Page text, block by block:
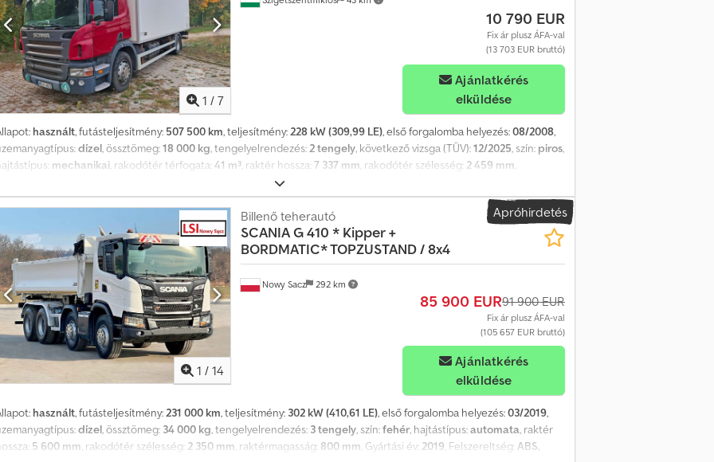
1 / 7
10 790 EUR
Fix ár plusz ÁFA-val
(13 703 EUR bruttó)
Ajánlatkérés
elküldése
használt, futásteljesítmény: 507 500 km, teljesítmény:228 kW (309,99 LE), első forgalomba helyezés:08/2008,
dízel, össztömeg:18 000 kg, tengelyelrendezés:2 tengely, következő vizsga (TÜV):12/2025, szín: piros,
mechanikai, rakodótér térfogata:41 m³, raktér hossza:7 337 mm, rakodótér szélesség: 2 459 mm,
, Felszereltség:emelőhátfal, légkondicionálás, állófűtés
3000 hűtőberendezéssel szerelve (jelenleg a hűtő hibás). Felszereltség: tempomat, légrugózás, légrugós
vezetőülés, kormányállítás, digitális klíma, elektromos ablakok stb. Kérjük, hívjon minket WhatsApp/Viber-en is. E-mail:
Aoxvwakek Asha
Apróhirdetés
1 / 14
Nowy Sacz 292 km
Billenő teherautó
SCANIAG 410 * Kipper +
BORDMATIC* TOPZUSTAND / 8x4
85 900 EUR91 900 EUR
Fix ár plusz ÁFA-val
(105 657 EUR bruttó)
Ajánlatkérés
elküldése
használt, futásteljesítmény:231 000 km, teljesítmény: 302 kW (410,61 LE), első forgalomba helyezés:03/2019,
dízel, össztömeg: 34 000 kg, tengelyelrendezés: 3 tengely, szín:fehér, hajtástípus:automata, raktér
5 600 mm, rakodótér szélesség: 2 350 mm, raktérmagasság: 800 mm, Gyártási év: 2019, Felszereltség: ABS,
a
v
o
n
t
a
t
ö
b
b
m
i
ó
é